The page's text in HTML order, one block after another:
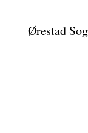
Ørestad